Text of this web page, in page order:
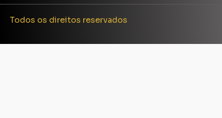
Todos os direitos reservados